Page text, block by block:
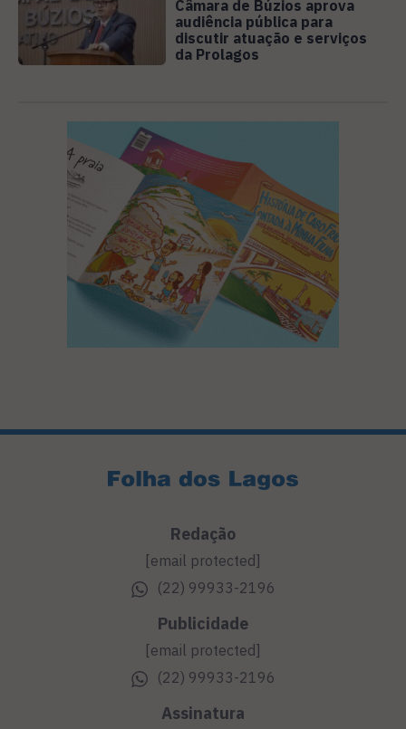
Câmara de Búzios aprova
audiência pública para
discutir atuação e serviços
da Prolagos
Redação
[email protected]
(22) 99933-2196
Publicidade
[email protected]
(22) 99933-2196
Assinatura